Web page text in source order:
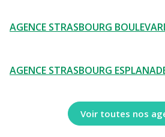
AGENCE STRASBOURG
AGENCE STRASBOURG
Voir toutes nos